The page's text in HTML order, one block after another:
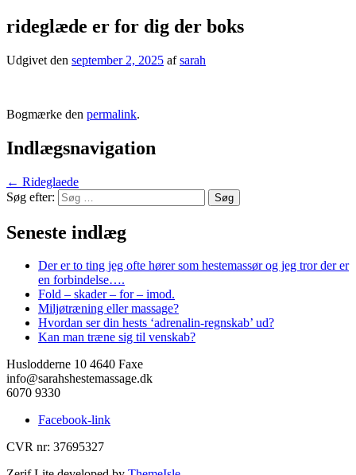
rideglæde er for dig der boks
Udgivet den september 2, 2025 afsarah
Bogmærke den permalink.
Indlægsnavigation
← Rideglaede
Søg efter:
Seneste indlæg
Der er to ting jeg ofte hører som hestemassør og jeg tror der er
en forbindelse….
Fold – skader – for – imod.
Miljøtræning eller massage?
Hvordan ser din hests ‘adrenalin-regnskab’ ud?
Kan man træne sig til venskab?
Huslodderne 10 4640 Faxe
info@sarahshestemassage.dk
6070 9330
Facebook-link
CVR nr: 37695327